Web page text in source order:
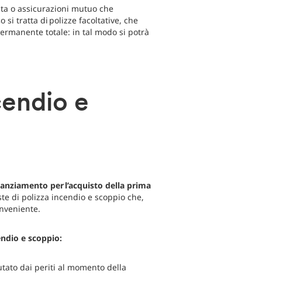
o assicurazioni mutuo che
si tratta di polizze facoltative, che
totale: in tal modo si potrà
e
per l’acquisto della prima
di polizza incendio e scoppio che,
e scoppio:
dai periti al momento della